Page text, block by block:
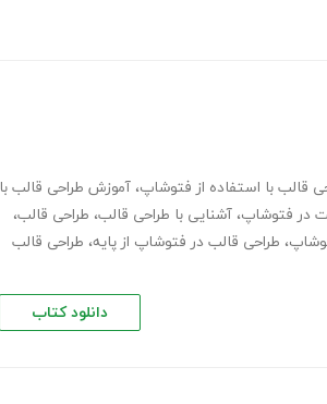
قالب با استفاده از فتوشاپ، آموزش طراحی قالب با
در فتوشاپ، آشنایی با طراحی قالب، طراحی قالب،
، طراحی قالب در فتوشاپ از پایه، طراحی قالب
دانلود کتاب